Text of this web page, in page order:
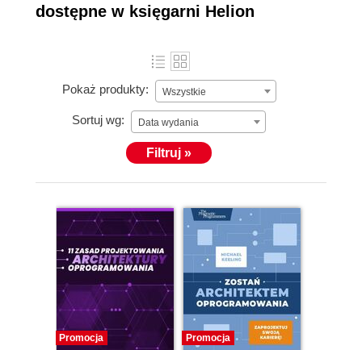
dostępne w księgarni Helion
Pokaż produkty: Wszystkie
Sortuj wg: Data wydania
Filtruj »
Promocja Promocja